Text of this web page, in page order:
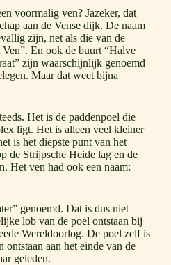
voormalig ven? Jazeker, dat
aan de Vense dijk. De naam
zijn, net als die van de
En ook de buurt “Halve
zijn waarschijnlijk genoemd
Maar dat weet bijna
Het is de paddenpoel die
ligt. Het is alleen veel kleiner
is het diepste punt van het
de Strijpsche Heide lag en de
Het ven had ook een naam:
genoemd. Dat is dus niet
lob van de poel ontstaan bij
Wereldoorlog. De poel zelf is
ontstaan aan het einde van de
geleden.